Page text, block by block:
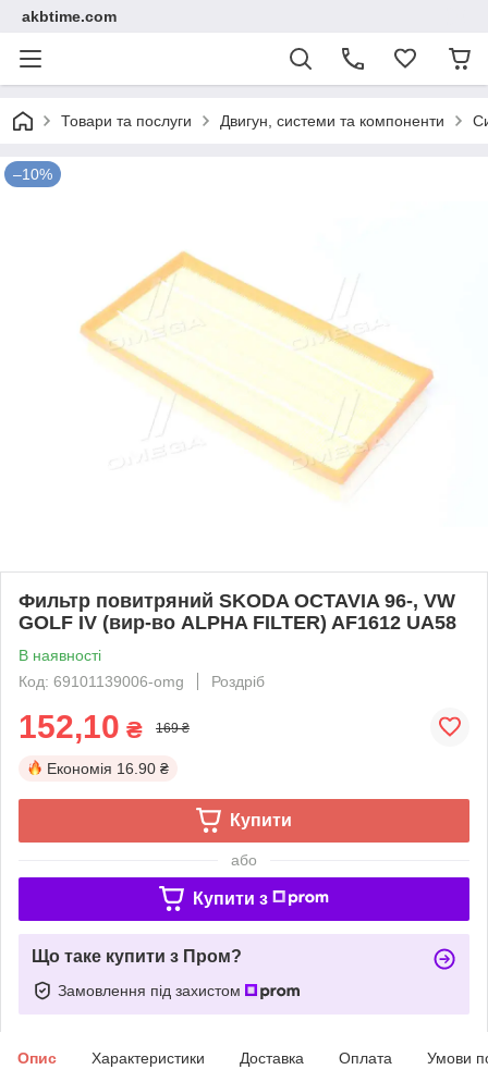
akbtime.com
Товари та послуги Двигун, системи та компоненти
–10%
Фильтр повитряний SKODA OCTAVIA 96-, VW
GOLF IV (вир-во ALPHA FILTER) AF1612 UA58
В наявності
Код: 69101139006-omg
Роздріб
152,10 ₴ 169 ₴
Економія 16.90 ₴
Купити
або
Купити з
Що таке купити з Пром?
Замовлення під захистом
Опис Характеристики Доставка Оплата Умови